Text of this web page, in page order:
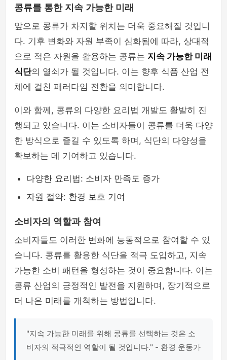
콩류를 통한 지속 가능한 미래
앞으로 콩류가 차지할 위치는 더욱 중요해질 것입니
다. 기후 변화와 자원 부족이 심화됨에 따라, 상대적
으로 적은 자원을 활용하는 콩류는 지속 가능한 미래
식단의 열쇠가 될 것입니다. 이는 향후 식품 산업 전
체에 걸친 패러다임 전환을 의미합니다.
이와 함께, 콩류의 다양한 요리법 개발도 활발히 진
행되고 있습니다. 이는 소비자들이 콩류를 더욱 다양
한 방식으로 즐길 수 있도록 하며, 식단의 다양성을
확보하는 데 기여하고 있습니다.
다양한 요리법: 소비자 만족도 증가
자원 절약: 환경 보호 기여
소비자의 역할과 참여
소비자들도 이러한 변화에 능동적으로 참여할 수 있
습니다. 콩류를 활용한 식단을 적극 도입하고, 지속
가능한 소비 패턴을 형성하는 것이 중요합니다. 이는
콩류 산업의 긍정적인 발전을 지원하며, 장기적으로
더 나은 미래를 개척하는 방법입니다.
"지속 가능한 미래를 위해 콩류를 선택하는 것은 소
비자의 적극적인 역할이 될 것입니다." - 환경 운동가